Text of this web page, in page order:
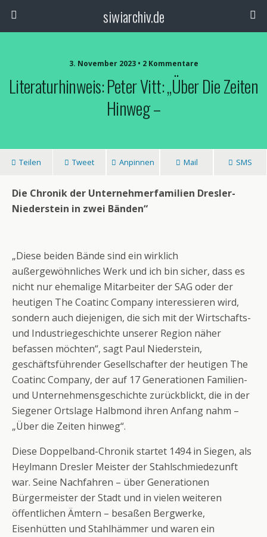
siwiarchiv.de
3. November 2023 • 2 Kommentare
Literaturhinweis: Peter Vitt: „Über Die Zeiten
Hinweg –
Teilen Tweet Anpinnen Mail SMS
Die Chronik der Unternehmerfamilien Dresler-
Niederstein in zwei Bänden“
„Diese beiden Bände sind ein wirklich
außergewöhnliches Werk und ich bin sicher, dass es
nicht nur ehemalige Mitarbeiter der SAG oder der
heutigen The Coatinc Company interessieren wird,
sondern auch diejenigen, die sich mit der Wirtschafts-
und Industriegeschichte unserer Region näher
befassen möchten“, sagt Paul Niederstein,
geschäftsführender Gesellschafter der heutigen The
Coatinc Company, der auf 17 Generationen Familien-
und Unternehmensgeschichte zurückblickt, die in der
Siegener Ortslage Halbmond ihren Anfang nahm –
„Über die Zeiten hinweg“.
Diese Doppelband-Chronik startet 1494 in Siegen, als
Heylmann Dresler Meister der Stahlschmiedezunft
war. Seine Nachfahren – über Generationen
Bürgermeister der Stadt und in vielen weiteren
öffentlichen Ämtern – besaßen Bergwerke,
Eisenhütten und Stahlhämmer und waren ein